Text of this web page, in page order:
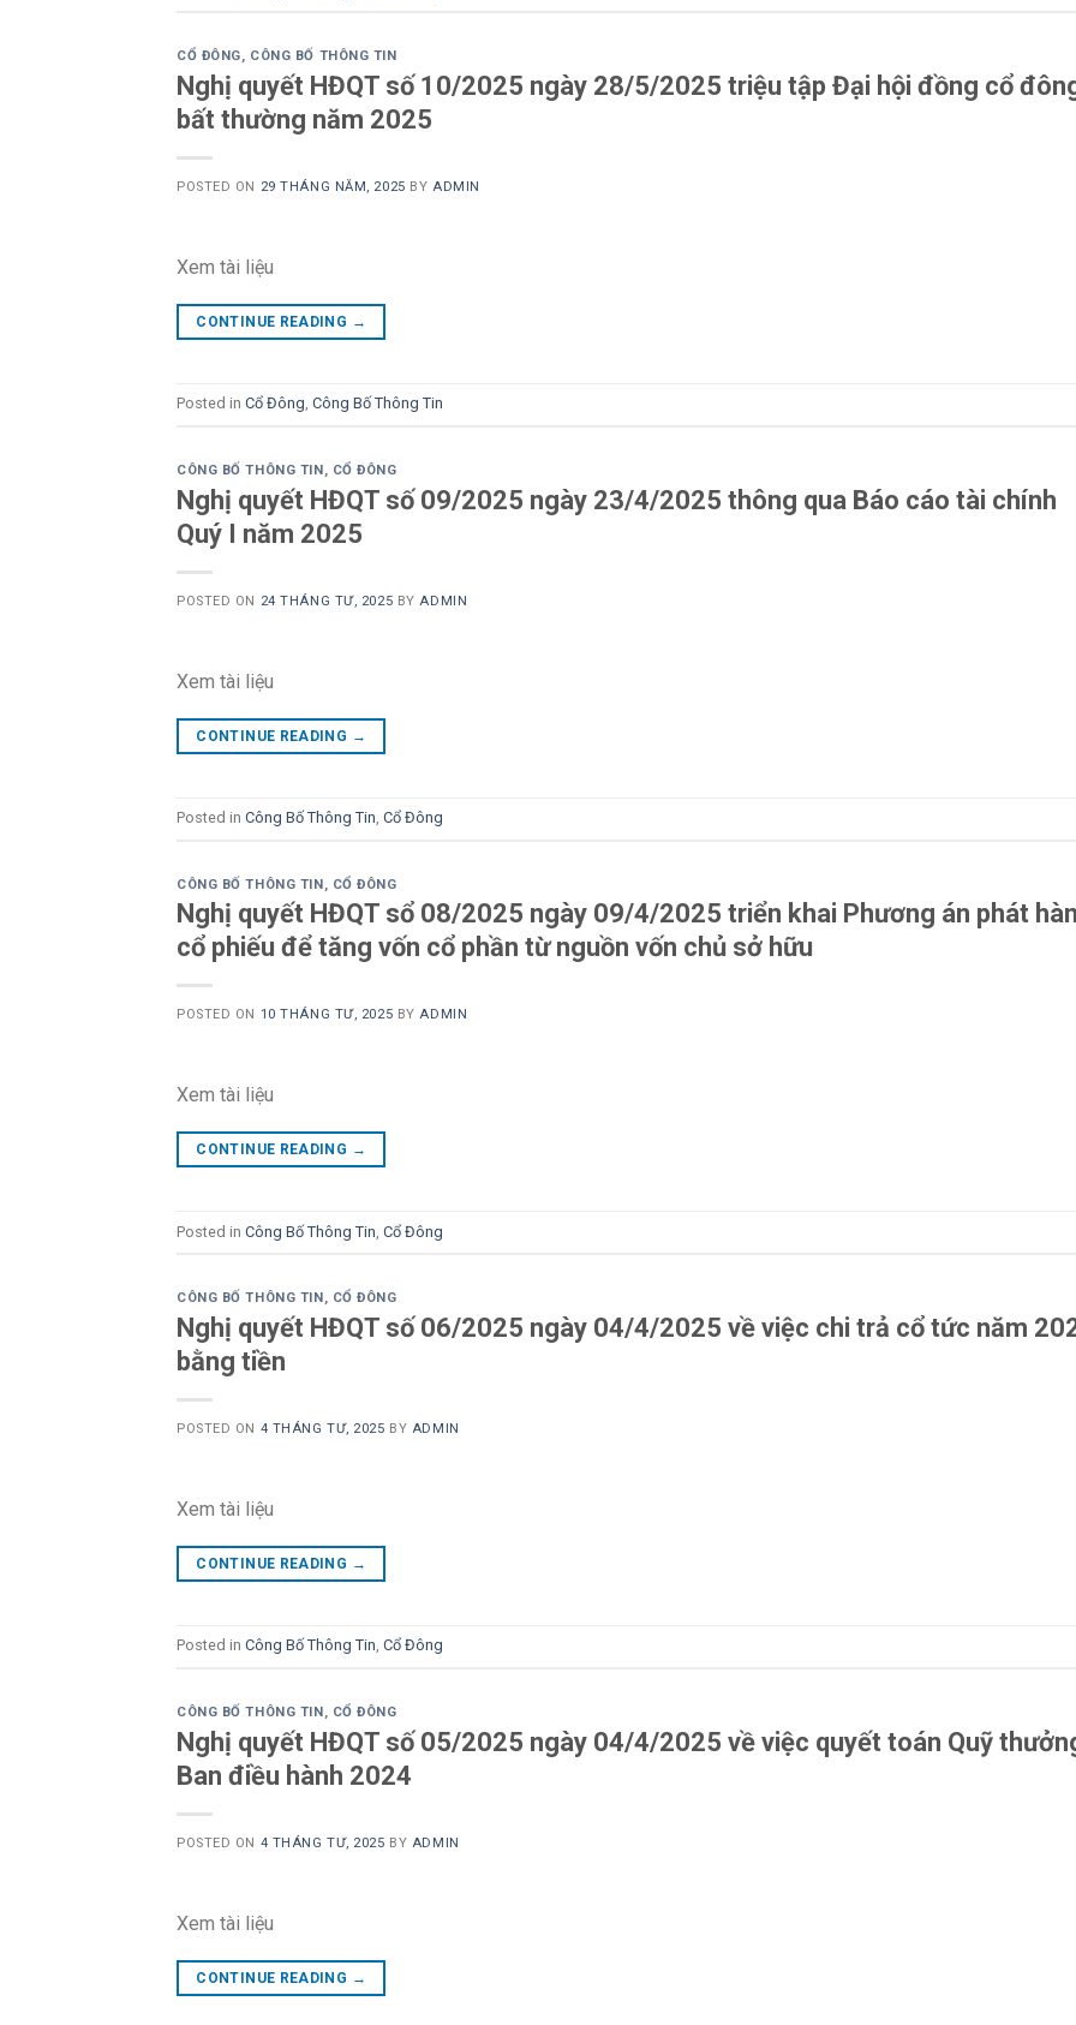
CỔ ĐÔNG, CÔNG BỐ THÔNG TIN
Nghị quyết HĐQT số 10/2025 ngày 28/5/2025 triệu tập Đại hội đồng cổ
bất thường năm 2025
POSTED ON 29 THÁNG NĂM, 2025 BY ADMIN
Xem tài liệu
CONTINUE READING →
Posted in Cổ Đông, Công Bố Thông Tin
CÔNG BỐ THÔNG TIN , CỔ ĐÔNG
Nghị quyết HĐQT số 09/2025 ngày 23/4/2025 thông qua Báo cáo tài chính
Quý I năm 2025
POSTED ON 24 THÁNG TƯ, 2025 BYADMIN
Xem tài liệu
CONTINUE READING →
Posted in Công Bố Thông Tin, Cổ Đông
CÔNG BỐ THÔNG TIN, CỔ ĐÔNG
Nghị quyết HĐQT sổ 08/2025 ngày 09/4/2025 triển khai Phương án phát
cổ phiếu để tăng vốn cổ phần từ nguồn vốn chủ sở hữu
POSTED ON 10 THÁNG TƯ, 2025 BYADMIN
Xem tài liệu
CONTINUE READING →
Posted in Công Bố Thông Tin Cổ Đông
CÔNG BỐ THÔNG TIN , CỔ ĐÔNG
Nghị quyết HĐQT số 06/2025 ngày 04/4/2025 về việc chi trả cổ tức năm
bằng tiền
POSTED ON 4 THÁNG TƯ, 2025 BY ADMIN
Xem tài liệu
CONTINUE READING →
Posted in Công Bố Thông Tin, Cổ Đông
CÔNG BỐ THÔNG TIN , CỔ ĐÔNG
Nghị quyết HĐQT số 05/2025 ngày 04/4/2025 về việc quyết toán Quỹ
Ban điều hành 2024
POSTED ON 4 THÁNG TƯ, 2025 BY ADMIN
Xem tài liệu
CONTINUE READING →